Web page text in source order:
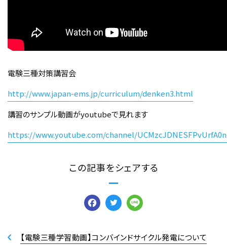
電験三種対策講習会
http://www.japan-ems.jp/curriculum/denken3.html
講習のサンプル動画がyoutubeで見れます
https://www.youtube.com/channel/
この記事をシェアする
Facebook
Twitter
【電験三種学習動画】コンバインドサイクル発電について